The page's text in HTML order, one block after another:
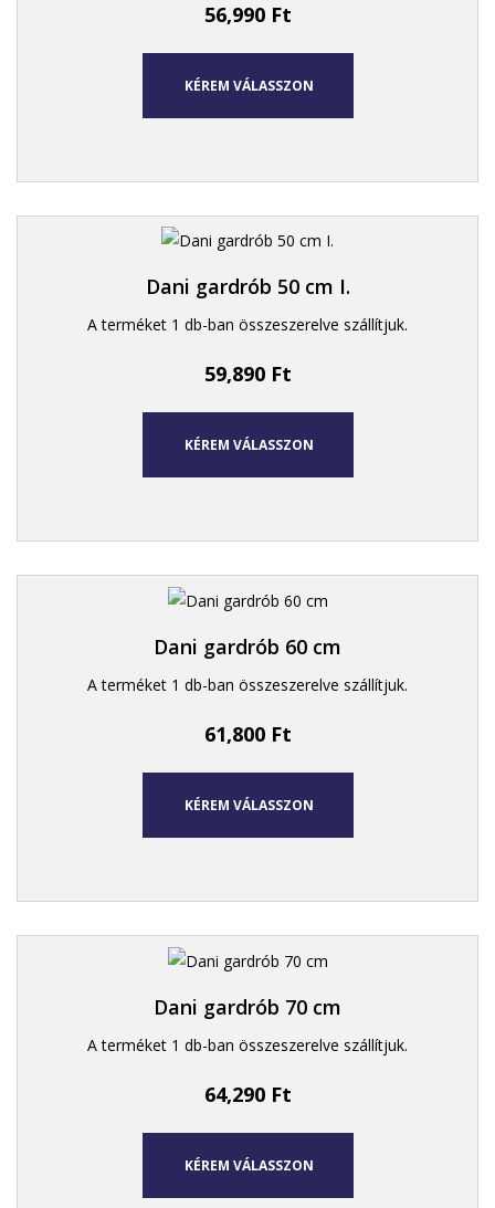
56,990 Ft
KÉREM VÁLASSZON
Dani gardrób 50 cm I.
A terméket 1 db-ban összeszerelve szállítjuk.
59,890 Ft
KÉREM VÁLASSZON
Dani gardrób 60 cm
A terméket 1 db-ban összeszerelve szállítjuk.
61,800 Ft
KÉREM VÁLASSZON
Dani gardrób 70 cm
A terméket 1 db-ban összeszerelve szállítjuk.
64,290 Ft
KÉREM VÁLASSZON